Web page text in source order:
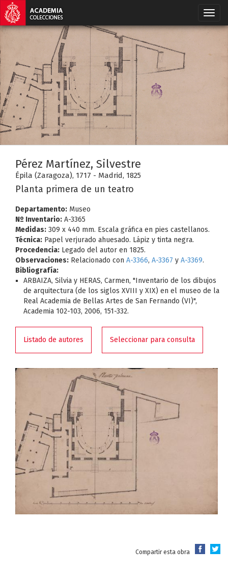
Pérez Martínez, Silvestre
Épila (Zaragoza), 1717 - Madrid, 1825
Planta primera de un teatro
Departamento: Museo
Nº Inventario: A-3365
Medidas: 309 x 440 mm. Escala gráfica en pies castellanos.
Técnica: Papel verjurado ahuesado. Lápiz y tinta negra.
Procedencia: Legado del autor en 1825.
Observaciones: Relacionado con A-3366, A-3367 y A-3369.
Bibliografía:
ARBAIZA, Silvia y HERAS, Carmen, "Inventario de los dibujos
de arquitectura (de los siglos XVIII y XIX) en el museo de la
Real Academia de Bellas Artes de San Fernando (VI)",
Academia 102-103, 2006, 151-332.
Listado de autores Seleccionar para consulta
Compartir esta obra